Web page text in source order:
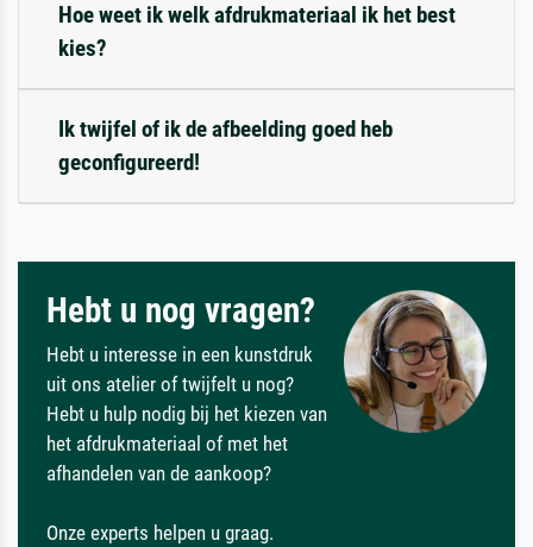
Hoe weet ik welk afdrukmateriaal ik het best
kies?
Ik twijfel of ik de afbeelding goed heb
geconfigureerd!
Hebt u nog vragen?
Hebt u interesse in een kunstdruk
uit ons atelier of twijfelt u nog?
Hebt u hulp nodig bij het kiezen van
het afdrukmateriaal of met het
afhandelen van de aankoop?
Onze experts helpen u graag.